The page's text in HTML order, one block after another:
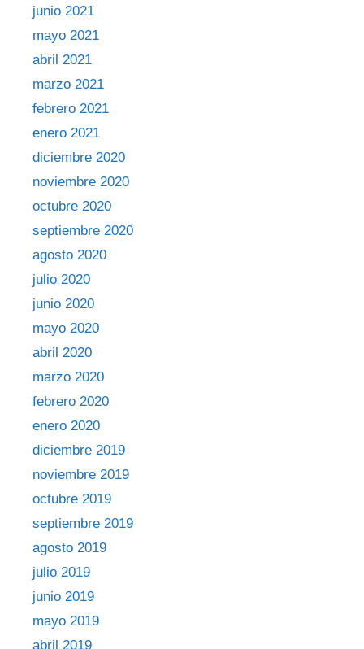
junio 2021
mayo 2021
abril 2021
marzo 2021
febrero 2021
enero 2021
diciembre 2020
noviembre 2020
octubre 2020
septiembre 2020
agosto 2020
julio 2020
junio 2020
mayo 2020
abril 2020
marzo 2020
febrero 2020
enero 2020
diciembre 2019
noviembre 2019
octubre 2019
septiembre 2019
agosto 2019
julio 2019
junio 2019
mayo 2019
abril 2019